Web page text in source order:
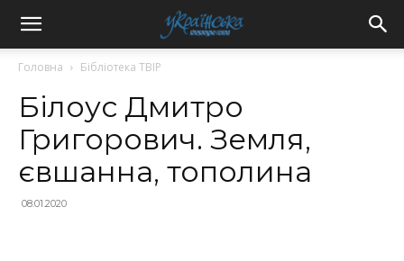
Головна Бібліотека ТВІР
Білоус Дмитро
Григорович. Земля,
євшанна, тополина
08.01.2020